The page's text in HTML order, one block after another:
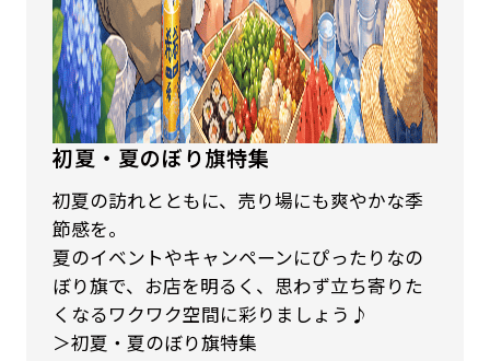
初夏・夏のぼり旗特集
初夏の訪れとともに、売り場にも爽やかな季
節感を。
夏のイベントやキャンペーンにぴったりなの
ぼり旗で、お店を明るく、思わず立ち寄りた
くなるワクワク空間に彩りましょう♪
＞初夏・夏のぼり旗特集